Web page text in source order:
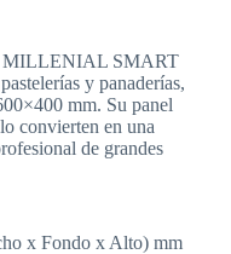
MILLENIAL SMART
y panaderías,
mm. Su panel
convierten en una
de grandes
x Fondo x Alto) mm